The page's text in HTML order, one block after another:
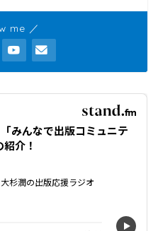
me ／